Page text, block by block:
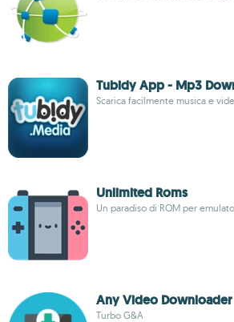
Tubidy App - Mp3
Scarica facilmente musica e
Unlimited Roms
Un paradiso di ROM per
Any Video Downloader
Turbo G&A